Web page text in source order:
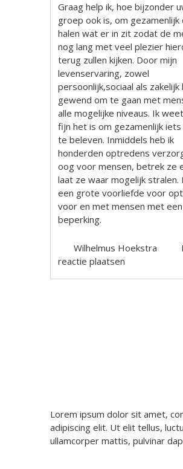
Graag help ik, hoe bijzonder
groep ook is, om
halen wat er in zit zodat de
nog lang met veel plezier
terug zullen kijken. Door mijn
levenservaring, zowel
persoonlijk,sociaal als zakelijk
gewend om te gaan met
alle mogelijke niveaus. Ik
fijn het is om gezamenlijk
te beleven. Inmiddels heb ik
honderden optredens
oog voor mensen, betrek ze
laat ze waar mogelijk stralen.
een grote voorliefde voor
voor en met mensen met een
beperking.
Wilhelmus Hoekstra
reactie plaatsen
Lorem ipsum dolor sit amet,
adipiscing elit. Ut elit tellus,
ullamcorper mattis, pulvinar